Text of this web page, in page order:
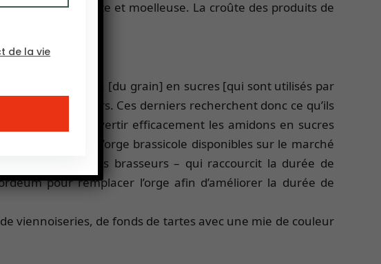
une mie fondante et moelleuse. La croûte des produits de
:
l’amidon [du grain] en sucres [qui sont utilisés par
les distillateurs. Ces derniers recherchent donc ce qu’ils
pour convertir efficacement les amidons en sucres
des variétés d’orge brassicole disponibles sur le marché
par les brasseurs – qui raccourcit la durée de
pour remplacer l’orge afin d’améliorer la durée de
viennoiseries, de fonds de tartes avec une mie de couleur
de la vie